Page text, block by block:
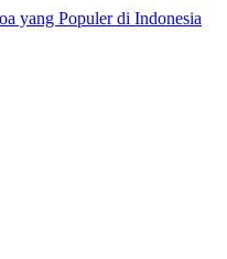
yang Populer di Indonesia